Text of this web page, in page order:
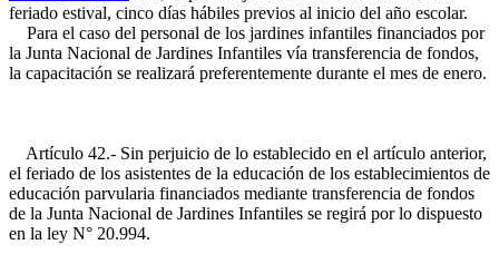
feriado estival, cinco días hábiles previos al inicio del año escolar.
Para el caso del personal de los jardines infantiles financiados por
la Junta Nacional de Jardines Infantiles vía transferencia de fondos,
la capacitación se realizará preferentemente durante el mes de enero.
Artículo 42.- Sin perjuicio de lo establecido en el artículo anterior,
el feriado de los asistentes de la educación de los establecimientos de
educación parvularia financiados mediante transferencia de fondos
de la Junta Nacional de Jardines Infantiles se regirá por lo dispuesto
en la ley N° 20.994.